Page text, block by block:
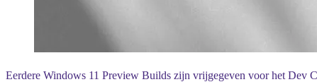
Eerdere Windows 11 Preview Builds zijn vrijgegeven voor het Dev